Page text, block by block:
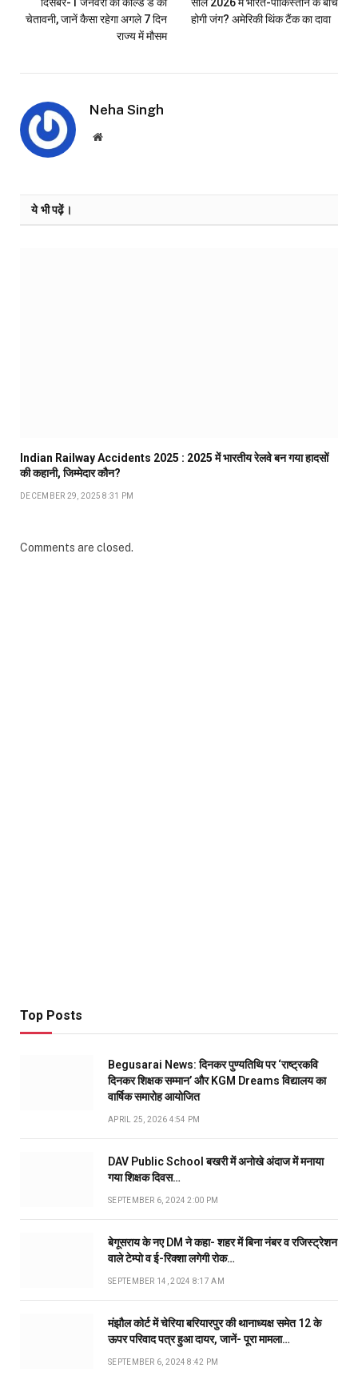
दिसंबर-1 जनवरी को कोल्ड डे की
चेतावनी, जानें कैसा रहेगा अगले 7 दिन
राज्य में मौसम
साल 2026 में भारत-पाकिस्तान के बीच
होगी जंग? अमेरिकी थिंक टैंक का दावा
Neha Singh
Website
ये भी पढ़ें।
Indian Railway Accidents 2025 : 2025 में भारतीय रेलवे बन गया हादसों
की कहानी, जिम्मेदार कौन?
DECEMBER 29, 2025 8:31 PM
Comments are closed.
Top Posts
Begusarai News: दिनकर पुण्यतिथि पर ‘राष्ट्रकवि
दिनकर शिक्षक सम्मान’ और KGM Dreams विद्यालय का
वार्षिक समारोह आयोजित
APRIL 25, 2026 4:54 PM
DAV Public School बखरी में अनोखे अंदाज में मनाया
गया शिक्षक दिवस…
SEPTEMBER 6, 2024 2:00 PM
बेगूसराय के नए DM ने कहा- शहर में बिना नंबर व रजिस्ट्रेशन
वाले टेम्पो व ई-रिक्शा लगेगी रोक…
SEPTEMBER 14, 2024 8:17 AM
मंझौल कोर्ट में चेरिया बरियारपुर की थानाध्यक्ष समेत 12 के
ऊपर परिवाद पत्र हुआ दायर, जानें- पूरा मामला…
SEPTEMBER 6, 2024 8:42 PM